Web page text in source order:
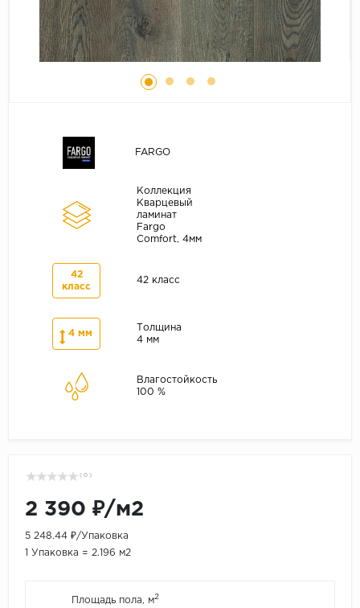
Австрия
Бельгия
FARGO
Коллекция
Кварцевый
ламинат
Fargo
Comfort, 4мм
42
класс
42 класс
4 мм
Толщина
4 мм
Влагостойкость
100 %
( 0 )
2 390 ₽/м2
5 248.44 ₽/Упаковка
1 Упаковка = 2.196 м2
Площадь пола, м2